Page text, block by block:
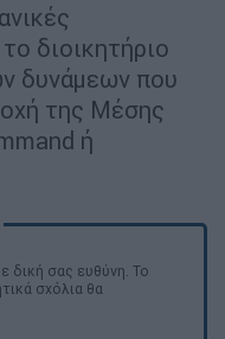
διοικητήριο
δυνάμεων που
της Μέσης
ή
δική σας ευθύνη. Το
σχόλια θα